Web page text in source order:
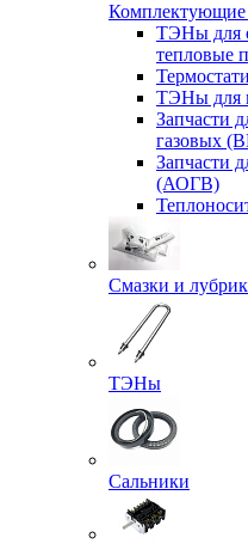
Комплектующие
ТЭНы для
тепловые
ТЭНы для
Запчасти
газовых
Запчасти
(АОГВ)
Смазки и
ТЭНы
Сальники